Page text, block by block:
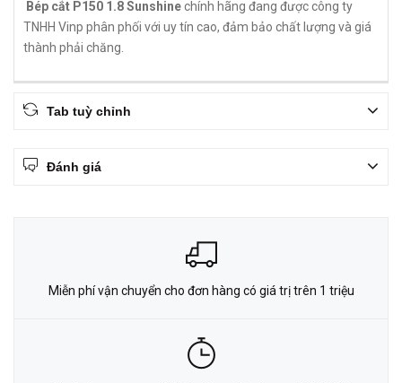
Bép cắt P150 1.8 Sunshinechính hãng đang được công ty
TNHH Vinp phân phối với uy tín cao, đảm bảo chất lượng và giá
thành phải chăng.
Tab tuỳ chỉnh
Đánh giá
Miễn phí vận chuyển cho đơn hàng có giá trị trên 1 triệu